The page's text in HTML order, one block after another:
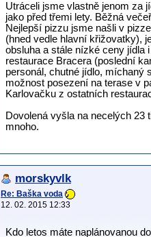
Utráceli jsme vlastně jenom za
jako před třemi lety. Běžná
Nejlepší pizzu jsme našli v
(hned vedle hlavní křižovatky),
obsluha a stále nízké ceny jídla
restaurace Bracera (poslední
personál, chutné jídlo, míchaný
možnost posezení na terase v
Karlovačku z ostatních
Dovolená vyšla na necelých
mnoho.
morskyvlk
Re: Baška voda
12. 02. 2015 12:33
Kdo letos máte naplánovanou